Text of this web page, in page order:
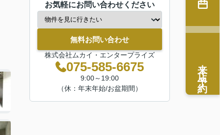
お気軽にお問い合わせください
無料お問い合わせ
株式会社ムカイ・エンタープライズ
075-585-6675
9:00～19:00
（休：年末年始/お盆期間）
来店予約